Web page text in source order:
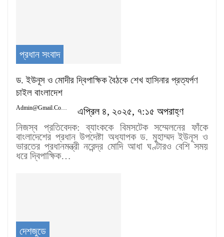
প্রধান সংবাদ
ড. ইউনূস ও মোদীর দ্বিপাক্ষিক বৈঠকে শেখ হাসিনার প্রত্যর্পণ
চাইল বাংলাদেশ
Admin@gmail.com
এপ্রিল ৪, ২০২৫, ৭:১৫ অপরাহ্ণ
নিজস্ব প্রতিবেদক: ব্যাংককে বিমসটেক সম্মেলনের ফাঁকে
বাংলাদেশের প্রধান উপদেষ্টা অধ্যাপক ড. মুহাম্মদ ইউনূস ও
ভারতের প্রধানমন্ত্রী নরেন্দ্র মোদি আধা ঘণ্টারও বেশি সময়
ধরে দ্বিপাক্ষিক…
দেশজুডে